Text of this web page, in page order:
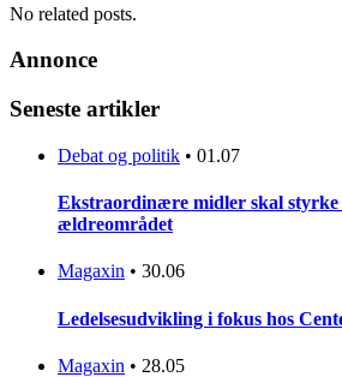
No related posts.
Annonce
Seneste artikler
Debat og politik • 01.07
Ekstraordinære midler skal styrke
ældreområdet
Magaxin • 30.06
Ledelsesudvikling i fokus hos
Magaxin • 28.05